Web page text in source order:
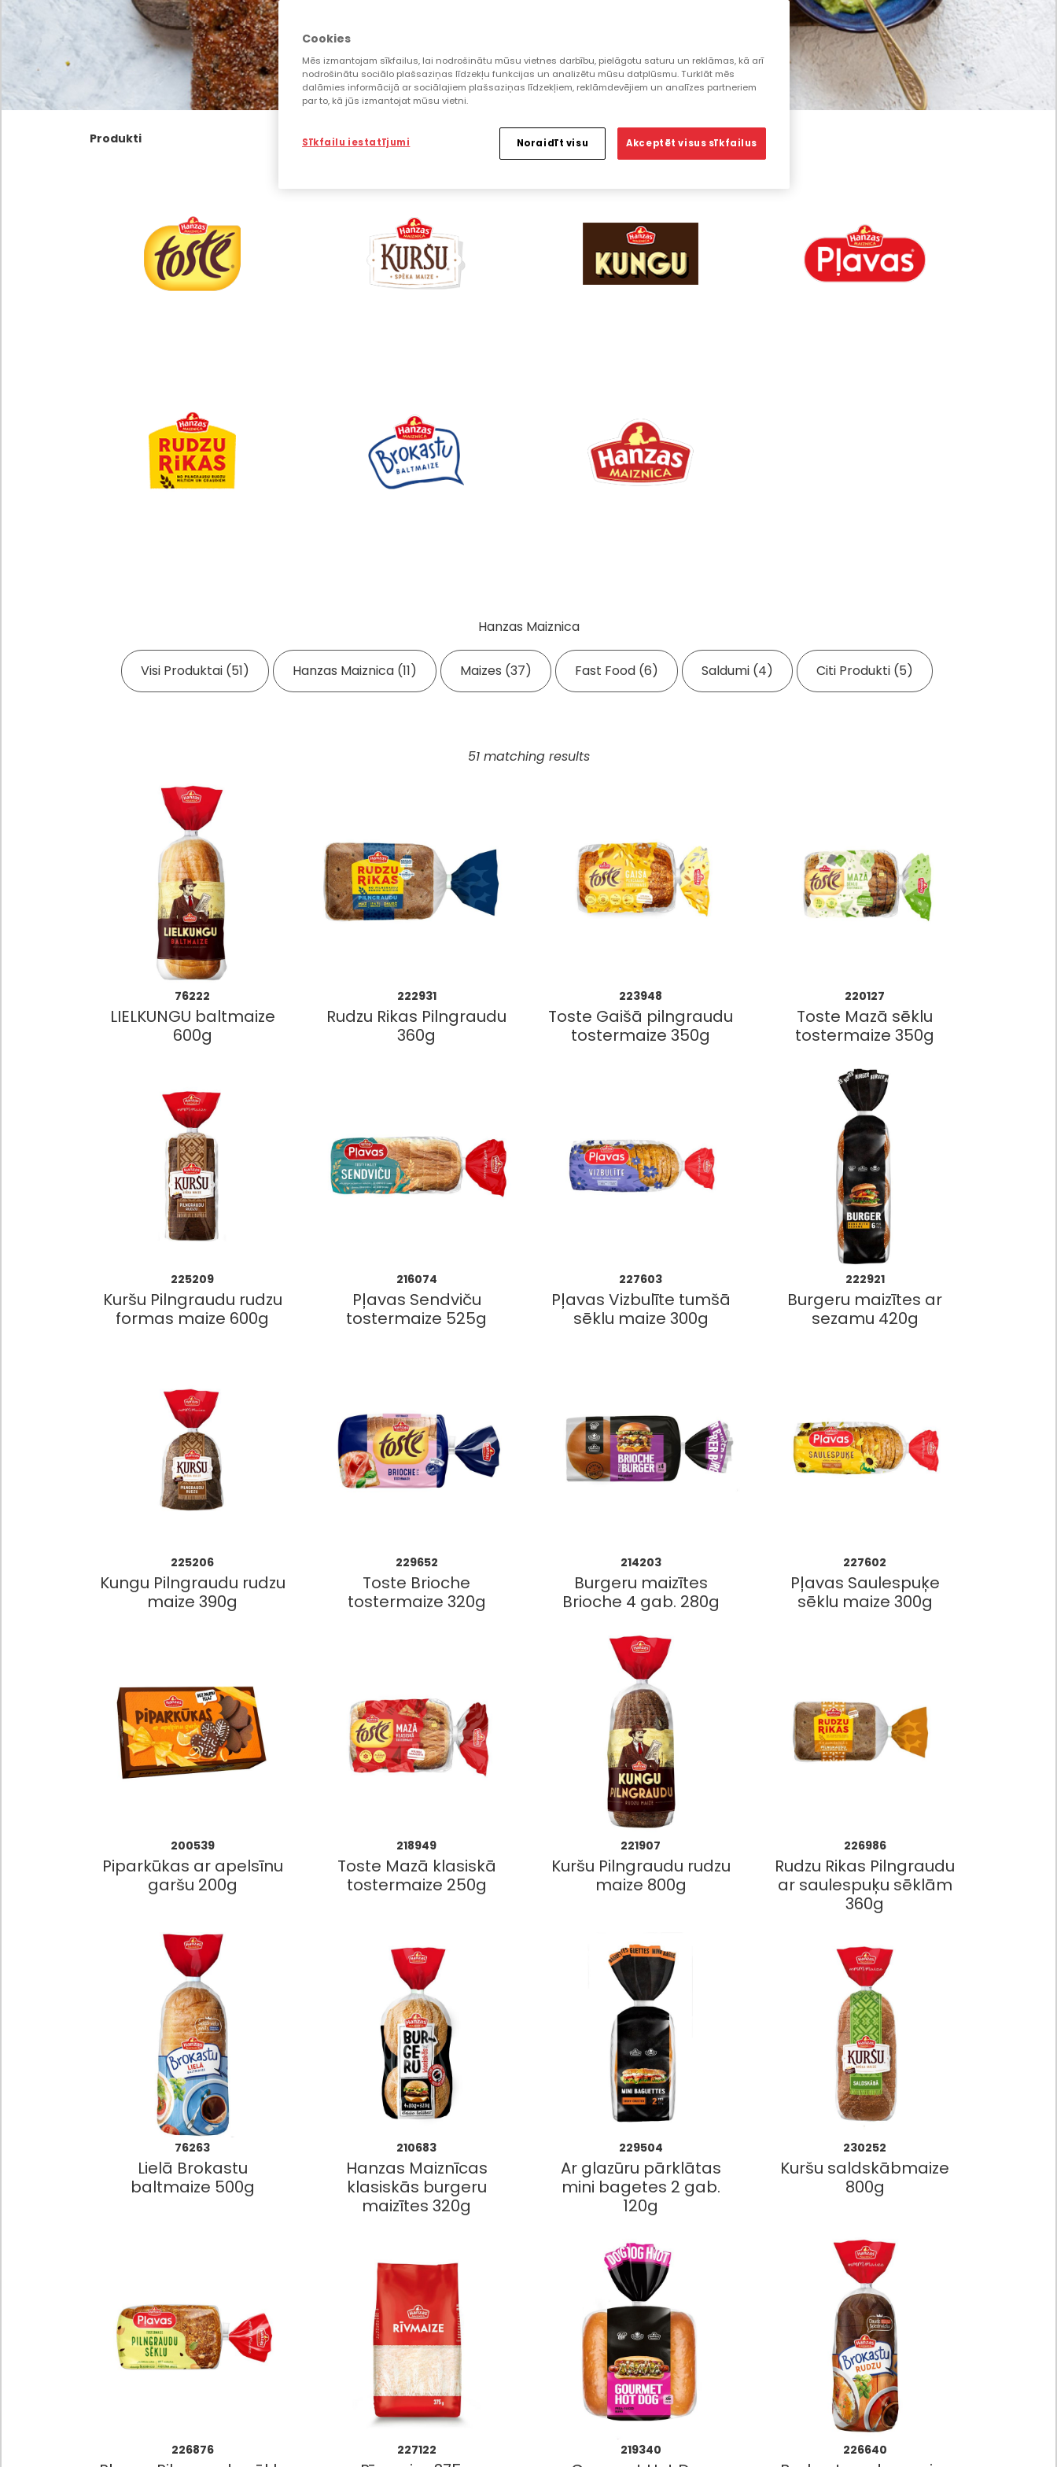
Produkti
Hanzas Maiznica
Visi Produktai (51) Hanzas Maiznica (11) Maizes (37) Fast Food (6) Saldumi (4) Citi Produkti (5)
51 matching results
76222
LIELKUNGU baltmaize
600g
222931
Rudzu Rikas Pilngraudu
360g
223948
Toste Gaišā pilngraudu
tostermaize 350g
220127
Toste Mazā sēklu
tostermaize 350g
225209
Kuršu Pilngraudu rudzu
formas maize 600g
216074
Pļavas Sendviču
tostermaize 525g
227603
Pļavas Vizbulīte tumšā
sēklu maize 300g
222921
Burgeru maizītes ar
sezamu 420g
225206
Kungu Pilngraudu rudzu
maize 390g
229652
Toste Brioche
tostermaize 320g
214203
Burgeru maizītes
Brioche 4 gab. 280g
227602
Pļavas Saulespuķe
sēklu maize 300g
200539
Piparkūkas ar apelsīnu
garšu 200g
218949
Toste Mazā klasiskā
tostermaize 250g
221907
Kuršu Pilngraudu rudzu
maize 800g
226986
Rudzu Rikas Pilngraudu
ar saulespuķu sēklām
360g
76263
Lielā Brokastu
baltmaize 500g
210683
Hanzas Maiznīcas
klasiskās burgeru
maizītes 320g
229504
Ar glazūru pārklātas
mini bagetes 2 gab.
120g
230252
Kuršu saldskābmaize
800g
226876 227122 219340 226640
Cookies
Mēs izmantojam sīkfailus, lai nodrošinātu mūsu vietnes darbību, pielāgotu saturu un reklāmas, kā arī
nodrošinātu sociālo plašsaziņas līdzekļu funkcijas un analizētu mūsu datplūsmu. Turklāt mēs
dalāmies informācijā ar sociālajiem plašsaziņas līdzekļiem, reklāmdevējiem un analīzes partneriem
par to, kā jūs izmantojat mūsu vietni.
Sīkfailu iestatījumi Noraidīt visu Akceptēt visus sīkfailus